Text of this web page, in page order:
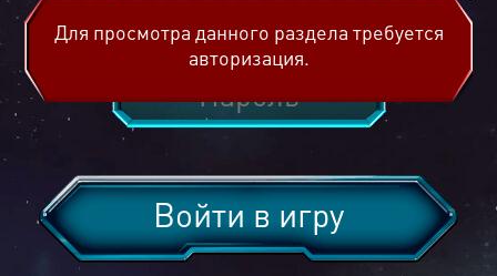
Войти в игру
Для просмотра данного раздела требуется
авторизация.